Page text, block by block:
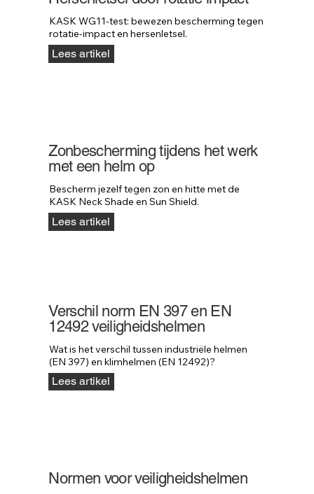
KASK WG11-test: bewezen bescherming tegen
rotatie-impact en hersenletsel.
Lees artikel
Zonbescherming tijdens het werk
met een helm op
Bescherm jezelf tegen zon en hitte met de
KASK Neck Shade en Sun Shield.
Lees artikel
Verschil norm EN 397 en EN
12492 veiligheidshelmen
Wat is het verschil tussen industriële helmen
(EN 397) en klimhelmen (EN 12492)?
Lees artikel
Normen voor veiligheidshelmen